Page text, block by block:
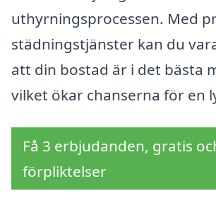
uthyrningsprocessen. Med
städningstjänster kan du
att din bostad är i det bästa
vilket ökar chanserna för en
Få 3 erbjudanden, gratis
förpliktelser